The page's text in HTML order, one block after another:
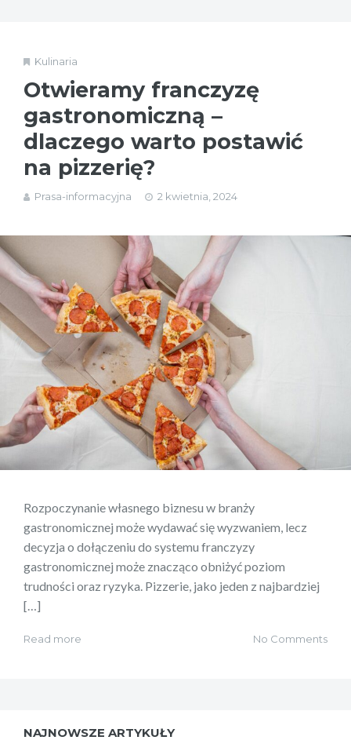
Kulinaria
Otwieramy franczyzę
gastronomiczną –
dlaczego warto postawić
na pizzerię?
Prasa-informacyjna 2 kwietnia, 2024
Rozpoczynanie własnego biznesu w branży
gastronomicznej może wydawać się wyzwaniem, lecz
decyzja o dołączeniu do systemu franczyzy
gastronomicznej może znacząco obniżyć poziom
trudności oraz ryzyka. Pizzerie, jako jeden z najbardziej
[…]
Read more No Comments
NAJNOWSZE ARTYKUŁY